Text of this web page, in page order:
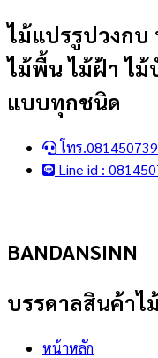
Skip
content
ไม้แปรรูปวงกบ
ไม้พื้น ไม้ฝ้า ไม้
แบบทุกชนิด
โทร
Line id :
BANDANSINN
บรรดาลสินค้าไ
หน้าหลัก